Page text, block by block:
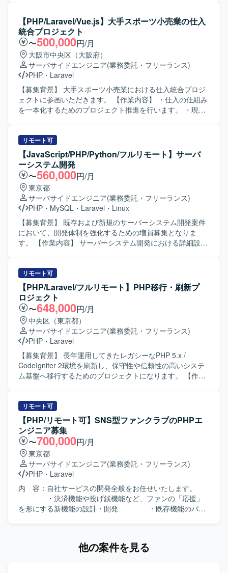
の設計・実装をご担当いただきます。 エンジニアリングマ
ネージャーとしてメンバーのマネジメント、技術指導、評
価体制の構築を行っていただきます。 プロダクトオーナー
と連携し、要件定義、技術選定、中長期的な技術ロードマ
ップの策定を実施していただきます。 AWSを用いたインフ
ラ設計構築やCI/CDなどの開発基盤の整備と継続的な改善を
推進していただきます。 【求める人物像】 大規模開発の知
見を組織づくりと技術面の双方に還元しながら、事業成長
と開発組織のスケールアップに主体的に取り組んでいただ
ける方を求めております。 【ポジションの魅力】 自社サー
ードしていただけます。 オンラインオークションやクラウ
ドERPといった事業インパクトの大きいプロダクトに長期
的に関わることができます。 【開発環境】 言語・フレーム
ワークはPHP（Laravel）、データベースはMySQL、インフ
ラはAWSを利用しております。 GitHubやDockerを用いた開
発環境のもと、アジャイル（スクラム）開発を行っており
ます。 CI/CDパイプラインについては継続的な整備・改善
を進めております。
【PHP/Laravel/Vue.js】大手スポーツ小売業の仕入
統合プロジェクト
〜500,000円/月
大阪市中央区（大阪府）
サーバサイドエンジニア(業務委託・フリーランス)
PHP ・ Laravel
【募集背景】 大手スポーツ小売業における仕入統合プロジ
ェクトに参画いただきます。 【作業内容】 ・仕入の仕組み
を一本化するためのプロジェクト推進を行います。 ・現行
保を行います。 ・仕入データの統合作業を実施します。
【求める人物像】 ・基幹システムや周辺サブシステムの構
造理解に主体的に取り組める方を求めています。 ・データ
整合性に留意しながら粘り強く業務を遂行できる方を求め
ています。 【ポジションの魅力】 ・大規模小売業の仕入業
務全体を俯瞰しながら統合プロジェクトに携わることがで
きます。 ・複数システム間のデータ連携・統合の経験を積
むことができます。 【開発環境】 ・PHP（Laravel） ・
Vue.js
リモート可
【JavaScript/PHP/Python/フルリモート】サーバ
ーシステム開発
〜560,000円/月
東京都
サーバサイドエンジニア(業務委託・フリーランス)
PHP ・ MySQL ・ Laravel ・ Linux
【募集背景】 既存および新規のサーバーシステム開発案件
において、開発体制を強化するための増員募集となりま
す。 【作業内容】 サーバーシステム開発における詳細設計
応、単体・結合テストの実施および品質確保に向けた改善
対応などを行っていただきます。 【求める人物像】 チーム
での開発において円滑なコミュニケーションを取りながら
主体的に動いていただける方を求めております。 新しい技
術やクラウドサービスの習得に前向きに取り組み、自ら情
報収集しながらキャッチアップできる方に適したポジショ
ンとなります。 【ポジションの魅力】 複数の言語やフレー
ムワーク、クラウドサービスを活用した開発に携わること
で、サーバーサイド全般のスキルを幅広く習得していただ
けます。 詳細設計からテストまで一連の工程を経験できる
ため、上流から下流までの開発プロセスを通じてスキルア
MySQL、PostgreSQL Linux／Unix AWS、Azure Git
リモート可
【PHP/Laravel/フルリモート】PHP移行・刷新プ
ロジェクト
〜648,000円/月
中央区（東京都）
サーバサイドエンジニア(業務委託・フリーランス)
PHP ・ Laravel
【募集背景】 長年運用してきたレガシーなPHP 5.x /
CodeIgniter 2環境を刷新し、保守性や信頼性の高いシステ
ム基盤へ移行するためのプロジェクトになります。 【作業
的移行またはリプレイスに向けた移行計画の策定をサポー
トします。次期フレームワークの選定支援を行い、選定さ
れたフレームワークを用いた基盤設計および実装を担当し
ます。レガシーコードのリファクタリングやE2Eテスト自動
化の実装にも取り組んでいただきます。 【求める人物像】
レガシー環境のコード解析やリファクタリングに前向きに
取り組める方を求めております。チームメンバーと積極的
に対話しながら活動し、知識共有やメンバーの成長にも関
心を持って伴走いただける方を歓迎いたします。技術的な
内容を分かりやすく言語化し、説明・提案できる方が望ま
しいです。 【ポジションの魅力】 レガシーなPHP環境から
既存システムの改善と刷新を通じて、保守性や信頼性向上
リモート可
【PHP/リモート可】SNS型ファンクラブのPHPエ
ンジニア募集
〜700,000円/月
東京都
サーバサイドエンジニア(業務委託・フリーランス)
PHP ・ Laravel
内 容：自社サービスの開発全般をお任せいたします。
・決済機能や投げ銭機能など、ファンの「応援」
を形にする新機能の設計・開発 ・既存機能のパフ
AWS (EC2, Aurora MySQL, Redis, Lambda) ツー
他の案件を見る